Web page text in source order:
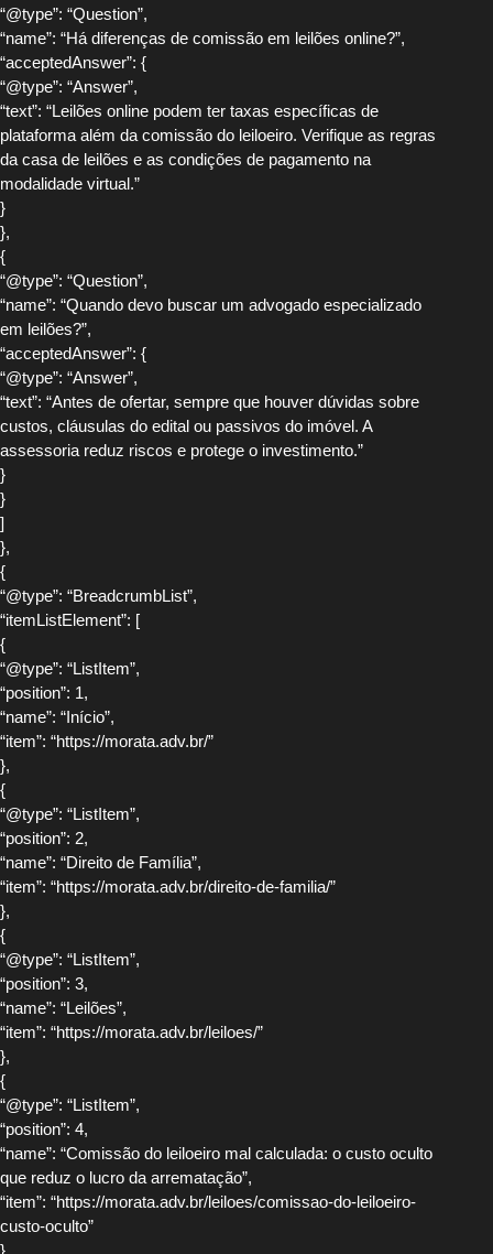
“@type”: “Question”,
“name”: “Há diferenças de comissão em leilões online?”,
“acceptedAnswer”: {
“@type”: “Answer”,
“text”: “Leilões online podem ter taxas específicas de
plataforma além da comissão do leiloeiro. Verifique as regras
da casa de leilões e as condições de pagamento na
modalidade virtual.”
}
},
{
“@type”: “Question”,
“name”: “Quando devo buscar um advogado especializado
em leilões?”,
“acceptedAnswer”: {
“@type”: “Answer”,
“text”: “Antes de ofertar, sempre que houver dúvidas sobre
custos, cláusulas do edital ou passivos do imóvel. A
assessoria reduz riscos e protege o investimento.”
}
}
]
},
{
“@type”: “BreadcrumbList”,
“itemListElement”: [
{
“@type”: “ListItem”,
“position”: 1,
“name”: “Início”,
“item”: “https://morata.adv.br/”
},
{
“@type”: “ListItem”,
“position”: 2,
“name”: “Direito de Família”,
“item”: “https://morata.adv.br/direito-de-familia/”
},
{
“@type”: “ListItem”,
“position”: 3,
“name”: “Leilões”,
“item”: “https://morata.adv.br/leiloes/”
},
{
“@type”: “ListItem”,
“position”: 4,
“name”: “Comissão do leiloeiro mal calculada: o custo oculto
que reduz o lucro da arrematação”,
“item”: “https://morata.adv.br/leiloes/comissao-do-leiloeiro-
custo-oculto”